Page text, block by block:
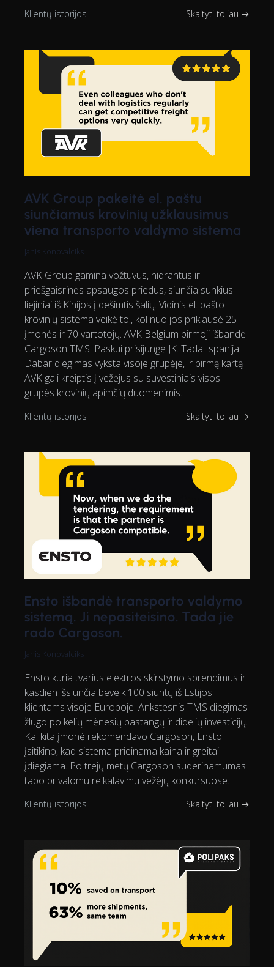
Klientų istorijos Skaityti toliau →
AVK Group pakeitė el. paštu
siunčiamus krovinių užklausimus
viena transporto valdymo sistema
Janis Konovalciks
AVK Group gamina vožtuvus, hidrantus ir
priešgaisrinės apsaugos priedus, siunčia sunkius
liejiniai iš Kinijos į dešimtis šalių. Vidinis el. pašto
krovinių sistema veikė tol, kol nuo jos priklausė 25
įmonės ir 70 vartotojų. AVK Belgium pirmoji išbandė
Cargoson TMS. Paskui prisijungė JK. Tada Ispanija.
Dabar diegimas vyksta visoje grupėje, ir pirmą kartą
AVK gali kreiptis į vežėjus su suvestiniais visos
grupės krovinių apimčių duomenimis.
Klientų istorijos Skaityti toliau →
Ensto išbandė transporto valdymo
sistemą. Ji nepasiteisino. Tada jie
rado Cargoson.
Janis Konovalciks
Ensto kuria tvarius elektros skirstymo sprendimus ir
kasdien išsiunčia beveik 100 siuntų iš Estijos
klientams visoje Europoje. Ankstesnis TMS diegimas
žlugo po kelių mėnesių pastangų ir didelių investicijų.
Kai kita įmonė rekomendavo Cargoson, Ensto
įsitikino, kad sistema prieinama kaina ir greitai
įdiegiama. Po trejų metų Cargoson suderinamumas
tapo privalomu reikalavimu vežėjų konkursuose.
Klientų istorijos Skaityti toliau →